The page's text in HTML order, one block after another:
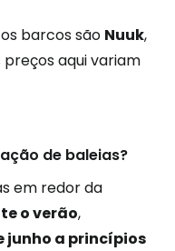
barcos são Nuuk,
preços aqui variam
de baleias?
em redor da
o verão,
junho a princípios